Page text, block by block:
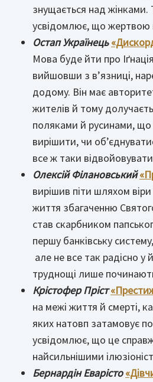
знущається над жінками.
усвідомлює, що жертвою
Остап Українець
Мова буде йти про
вийшовши з в’язниці,
додому. Він має
жителів й тому
поляками й русинами, що
вирішити, чи
все ж таки
Олексій Філановський
вирішив піти шляхом
життя збагаченню
став скарбником
першу банківську
але не все так радісно у
труднощі лише
Крістофер Пріст
на межі життя й смерті,
яких натовп затамовує
усвідомлює, що це
найсильнішими
Бернардін Еварісто